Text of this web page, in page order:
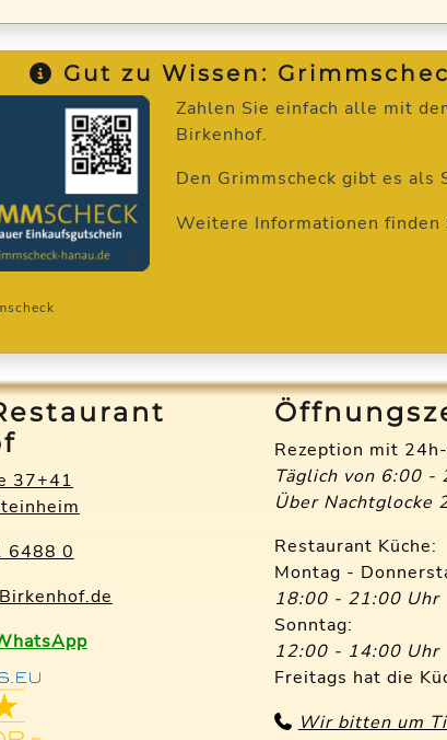
Gut zu Wissen:
©
Zahlen Sie einfach alle mit
Birkenhof.
Den Grimmscheck gibt es als
Weitere Informationen finden
37+41
6488 0
Rezeption mit
Täglich von 6:00 -
Über Nachtglocke
Restaurant Küche:
Montag -
18:00 - 21:00 Uhr
Sonntag:
12:00 - 14:00 Uhr
Freitags hat die
Wir bitten um